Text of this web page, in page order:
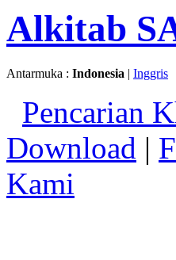
Alkitab
Antarmuka : Indonesia | Inggris
Pencarian
Download |
Kami